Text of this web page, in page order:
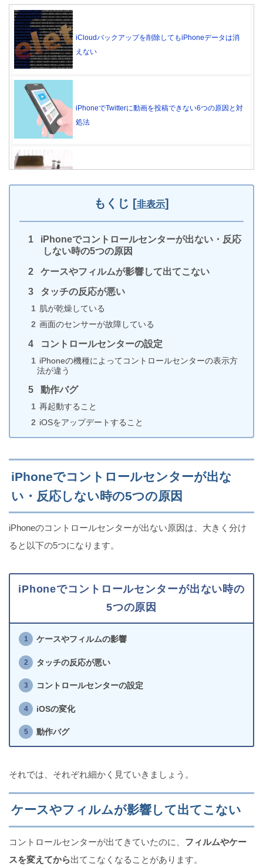
iCloudバックアップを削除してもiPhoneデータは消
えない
iPhoneでTwitterに動画を投稿できない6つの原因と対
処法
iPhoneのカメラで撮った写真の保存先とその変更方
【スヌーズが止まらない】iPhoneのアラームの止め
方
iPhoneのライトが勝手につく3つの理由と解決策
写真を消さずにiCloud写真をオフにする方法
（iPhone）
【最新】YouTube動画をiPhoneにダウンロードする3
つの方法
文字入力中にLINEが落ちる原因は顔文字!?iPhoneで
もくじ [非表示]
iPhoneでコントロールセンターが出ない・反応
しない時の5つの原因
ケースやフィルムが影響して出てこない
タッチの反応が悪い
肌が乾燥している
画面のセンサーが故障している
コントロールセンターの設定
iPhoneの機種によってコントロールセンターの表示方
法が違う
動作バグ
再起動すること
iOSをアップデートすること
iPhoneでコントロールセンターが出な
い・反応しない時の5つの原因
iPhoneのコントロールセンターが出ない原因は、大きく分け
ると以下の5つになります。
iPhoneでコントロールセンターが出ない時の
5つの原因
ケースやフィルムの影響
タッチの反応が悪い
コントロールセンターの設定
iOSの変化
動作バグ
それでは、それぞれ細かく見ていきましょう。
ケースやフィルムが影響して出てこない
コントロールセンターが出てきていたのに、 フィルムやケー
スを変えてから出てこなくなることがあります。